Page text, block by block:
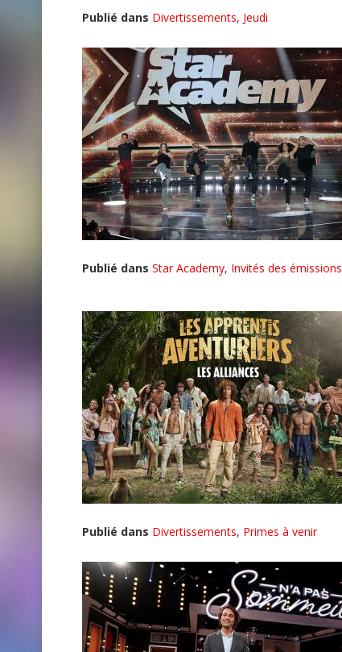
Publié dans Divertissements, Jeudi
Publié dans Star Academy, Invités des émissions
Publié dans Divertissements, Primes à venir